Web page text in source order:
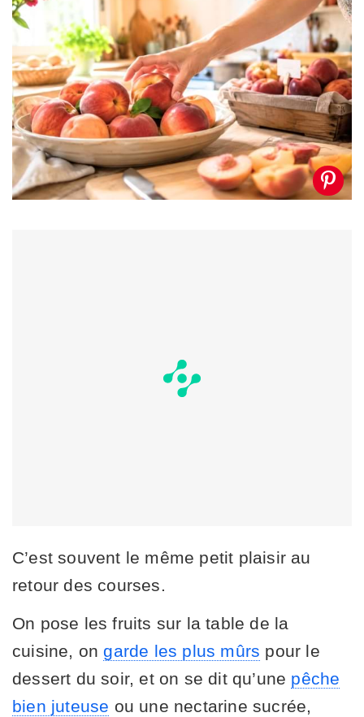
C’est souvent le même petit plaisir au
retour des courses.
On pose les fruits sur la table de la
cuisine, ongarde les plus mûrs pour le
dessert du soir, et on se dit qu’une pêche
bien juteuse ou une nectarine sucrée,